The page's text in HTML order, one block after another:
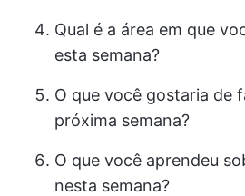
Qual é a área em que
esta semana?
O que você gostaria de
próxima semana?
O que você aprendeu
nesta semana?